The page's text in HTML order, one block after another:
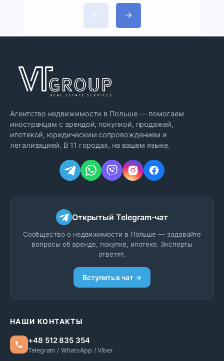
Агентство недвижимости в Польше — помогаем
иностранцам с арендой, покупкой, продажей,
ипотекой, юридическим сопровождением и
легализацией. В 11 городах, на вашем языке.
Открытый Telegram-чат
Сообщество о недвижимости в Польше — задавайте
вопросы об аренде, покупке, ипотеке. Эксперты
ответят.
Вступить в чат →
НАШИ КОНТАКТЫ
+48 512 835 354
Telegram / WhatsApp / Viber